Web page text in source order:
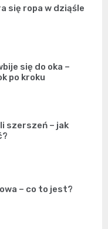
się ropa w dziąśle
się do oka –
po kroku
szerszeń – jak
– co to jest?